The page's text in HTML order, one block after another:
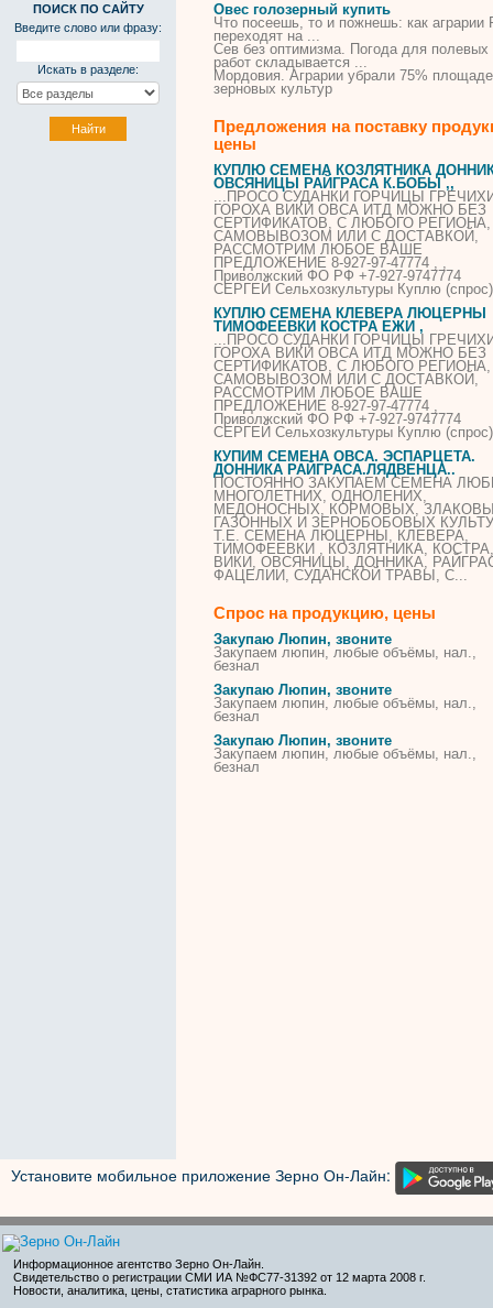
ПОИСК ПО САЙТУ
Введите слово или фразу:
Искать в разделе:
Овес голозерный купить
Что посеешь, то и пожнешь: как аграрии
переходят на ...
Сев без оптимизма. Погода для полевых
работ складывается ...
Мордовия. Аграрии убрали 75%
зерновых культур
Предложения на поставку
цены
КУПЛЮ СЕМЕНА КОЗЛЯТНИКА
ОВСЯНИЦЫ РАЙГРАСА К.БОБЫ ,,
...ПРОСО СУДАНКИ ГОРЧИЦЫ
ГОРОХА ВИКИ ОВСА ИТД МОЖНО БЕЗ
СЕРТИФИКАТОВ, С ЛЮБОГО РЕГИОНА,
САМОВЫВОЗОМ ИЛИ С ДОСТАВКОЙ,
РАССМОТРИМ ЛЮБОЕ ВАШЕ
ПРЕДЛОЖЕНИЕ 8-927-97-47774 , ,
Приволжский ФО РФ +7-927-9747774
СЕРГЕЙ Сельхозкультуры Куплю (спрос)
КУПЛЮ СЕМЕНА КЛЕВЕРА ЛЮЦЕРНЫ
ТИМОФЕЕВКИ КОСТРА ЕЖИ ,
...ПРОСО СУДАНКИ ГОРЧИЦЫ
ГОРОХА ВИКИ ОВСА ИТД МОЖНО БЕЗ
СЕРТИФИКАТОВ, С ЛЮБОГО РЕГИОНА,
САМОВЫВОЗОМ ИЛИ С ДОСТАВКОЙ,
РАССМОТРИМ ЛЮБОЕ ВАШЕ
ПРЕДЛОЖЕНИЕ 8-927-97-47774 ,
Приволжский ФО РФ +7-927-9747774
СЕРГЕЙ Сельхозкультуры Куплю (спрос)
КУПИМ СЕМЕНА ОВСА. ЭСПАРЦЕТА.
ДОННИКА РАЙГРАСА.ЛЯДВЕНЦА..
ПОСТОЯННО ЗАКУПАЕМ СЕМЕНА
МНОГОЛЕТНИХ, ОДНОЛЕНИХ,
МЕДОНОСНЫХ, КОРМОВЫХ,
ГАЗОННЫХ И ЗЕРНОБОБОВЫХ
Т.Е. СЕМЕНА ЛЮЦЕРНЫ, КЛЕВЕРА,
ТИМОФЕЕВКИ , КОЗЛЯТНИКА, КОСТРА,
ВИКИ, ОВСЯНИЦЫ, ДОННИКА,
ФАЦЕЛИИ, СУДАНСКОЙ ТРАВЫ, С...
Спрос на продукцию, цены
Закупаю Люпин, звоните
Закупаем люпин, любые объёмы, нал.,
безнал
Закупаю Люпин, звоните
Закупаем люпин, любые объёмы, нал.,
безнал
Закупаю Люпин, звоните
Закупаем люпин, любые объёмы, нал.,
безнал
Установите мобильное приложение Зерно Он-Лайн:
Информационное агентство Зерно Он-Лайн
Свидетельство о регистрации СМИ ИА №ФС77-31392 от 12 марта 2008 г.
Новости, аналитика, цены, статистика аграрного рынка.